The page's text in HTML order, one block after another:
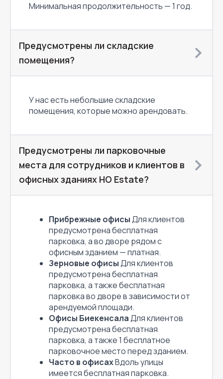
Минимальная продолжительность — 1 год.
Предусмотрены ли складские
помещения?
У нас есть небольшие складские
помещения, которые можно арендовать.
Предусмотрены ли парковочные
места для сотрудников и клиентов в
офисных зданиях HO Estate?
Прибрежные офисыДля клиентов
предусмотрена бесплатная
парковка, а во дворе рядом с
офисным зданием — платная.
Зерновые офисыДля клиентов
предусмотрена бесплатная
парковка, а также бесплатная
парковка во дворе в зависимости от
арендуемой площади.
Офисы БиекенсалаДля клиентов
предусмотрена бесплатная
парковка, а также 1 бесплатное
парковочное место перед зданием.
Часто в офисахВдоль улицы
имеется бесплатная парковка.